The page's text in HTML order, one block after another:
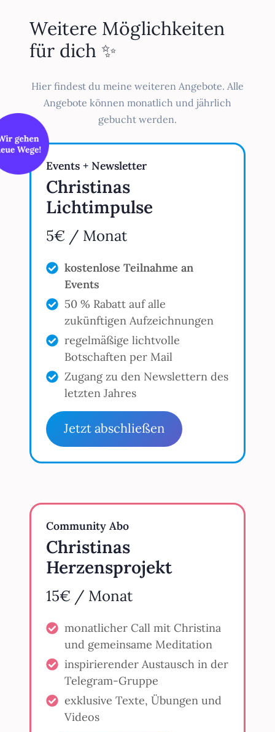
Weitere Möglichkeiten
für dich ✨­
Hier findest du meine weiteren Angebote. Alle
Angebote können monatlich und jährlich
gebucht werden.
Events + Newsletter
Christinas
Lichtimpulse
5€ / Monat
kostenlose Teilnahme an
Events
50 % Rabatt auf alle
zukünftigen Aufzeichnungen
regelmäßige lichtvolle
Botschaften per Mail
Zugang zu den Newslettern des
letzten Jahres
Jetzt abschließen
Community Abo
Christinas
Herzensprojekt
15€ / Monat
monatlicher Call mit Christina
und gemeinsame Meditation
inspirierender Austausch in der
Telegram-Gruppe
exklusive Texte, Übungen und
Videos